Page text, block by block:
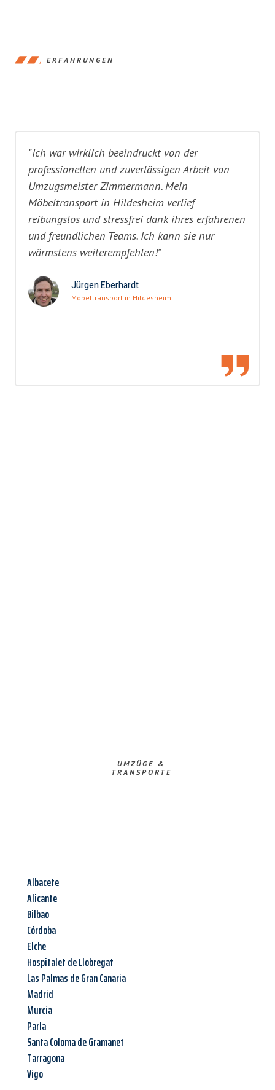
ERFAHRUNGEN
"Ich war wirklich beeindruckt von der
professionellen und zuverlässigen Arbeit von
Umzugsmeister Zimmermann. Mein
Möbeltransport in Hildesheim verlief
reibungslos und stressfrei dank ihres erfahrenen
und freundlichen Teams. Ich kann sie nur
wärmstens weiterempfehlen!"
Jürgen Eberhardt
Möbeltransport in Hildesheim
UMZÜGE &
TRANSPORTE
Albacete
Alicante
Bilbao
Córdoba
Elche
Hospitalet de Llobregat
Las Palmas de Gran Canaria
Madrid
Murcia
Parla
Santa Coloma de Gramanet
Tarragona
Vigo